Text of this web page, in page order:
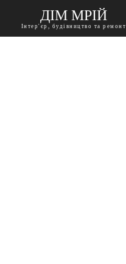
ДІМ МРІЙ
Інтер'єр, будівництво та ремонт